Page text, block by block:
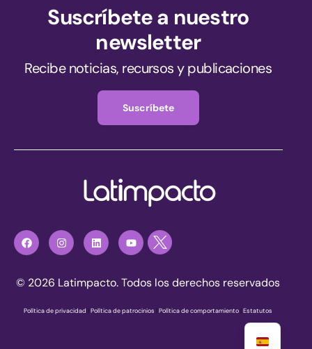
Suscríbete a nuestro
newsletter
Recibe noticias, recursos y publicaciones
Suscríbete
© 2026 Latimpacto. Todos los derechos reservados
Política de privacidad |Política de patrocinios |Política de comportamiento |Estatutos
Únete ahora